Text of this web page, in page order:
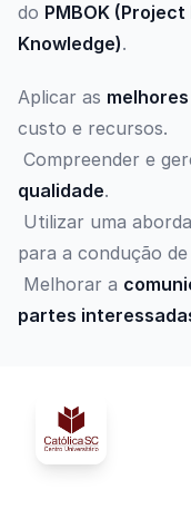
do PMBOK
Knowledge).
Aplicar as
custo e recursos.
Compreender e
qualidade.
Utilizar uma
para a condução
Melhorar a
partes